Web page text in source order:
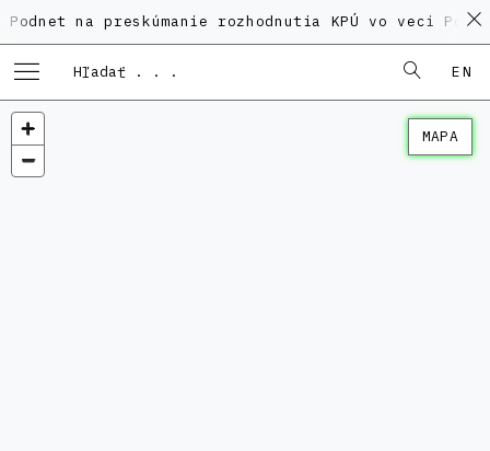
preskúmanie rozhodnutia KPÚ vo veci
EN
MAPA